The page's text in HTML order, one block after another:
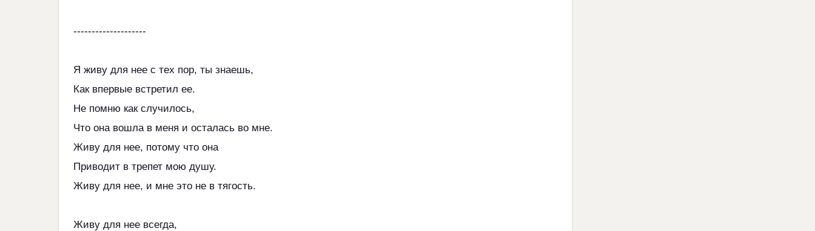
--------------------
Я живу для нее с тех пор, ты знаешь,
Как впервые встретил ее.
Не помню как случилось,
Что она вошла в меня и осталась во мне.
Живу для нее, потому что она
Приводит в трепет мою душу.
Живу для нее, и мне это не в тягость.
Живу для нее всегда,